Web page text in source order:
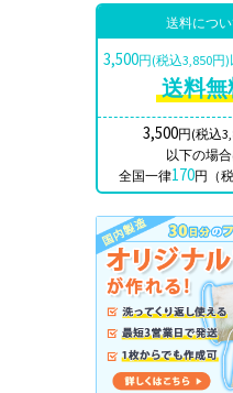
送料につ
3,500円(税込3,850円)
送料無
3,500円(税込
以下の場
全国一律170円（税